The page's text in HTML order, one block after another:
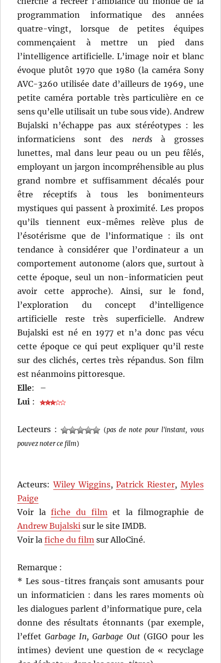
programmation informatique des années
quatre-vingt, lorsque de petites équipes
commençaient à mettre un pied dans
l’intelligence artificielle. L’image noir et blanc
évoque plutôt 1970 que 1980 (la caméra Sony
AVC-3260 utilisée date d’ailleurs de 1969, une
petite caméra portable très particulière en ce
sens qu’elle utilisait un tube sous vide). Andrew
Bujalski n’échappe pas aux stéréotypes : les
informaticiens sont des nerdsà grosses
lunettes, mal dans leur peau ou un peu fêlés,
employant un jargon incompréhensible au plus
grand nombre et suffisamment décalés pour
être réceptifs à tous les bonimenteurs
mystiques qui passent à proximité. Les propos
qu’ils tiennent eux-mêmes relève plus de
l’ésotérisme que de l’informatique : ils ont
tendance à considérer que l’ordinateur a un
comportement autonome (alors que, surtout à
cette époque, seul un non-informaticien peut
avoir cette approche). Ainsi, sur le fond,
l’exploration du concept d’intelligence
artificielle reste très superficielle. Andrew
Bujalski est né en 1977 et n’a donc pas vécu
cette époque ce qui peut expliquer qu’il reste
sur des clichés, certes très répandus. Son film
est néanmoins pittoresque.
Elle:
–
Lui :
Lecteurs : (pas de note pour l'instant, vous
pouvez noter ce film)
Acteurs:Wiley Wiggins,Patrick Riester, Myles
Paige
Voir lafiche du filmet la filmographie de
Andrew Bujalski sur le site IMDB.
Voir lafiche du film sur AlloCiné.
Remarque :
* Les sous-titres français sont amusants pour
un informaticien : dans les rares moments où
les dialogues parlent d’informatique pure, cela
donne des résultats étonnants (par exemple,
l’effetGarbage In, Garbage Out(GIGO pour les
intimes) devient une question de « recyclage